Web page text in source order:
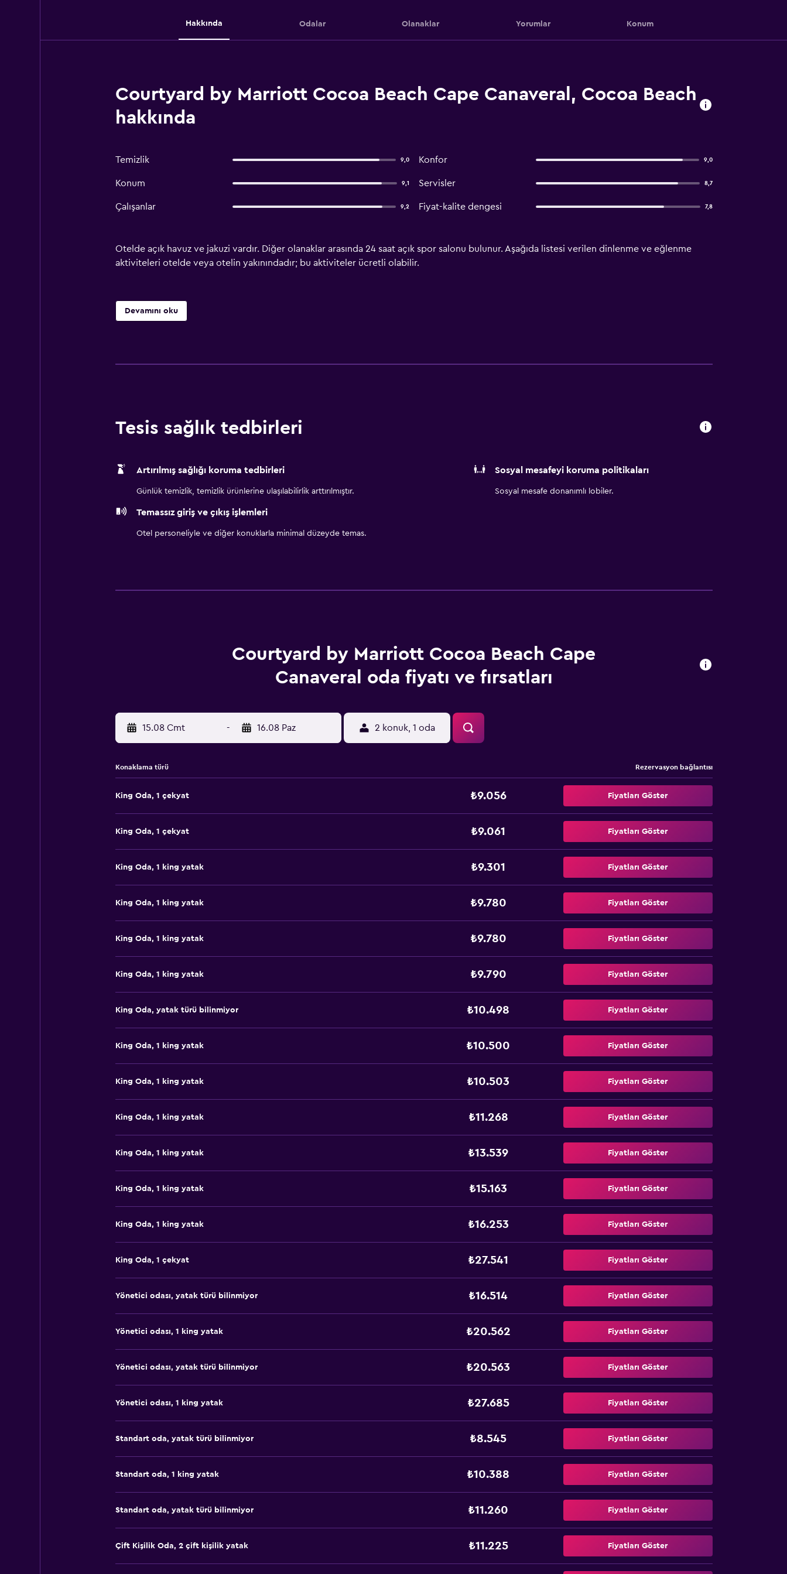
Hakkında Odalar Olanaklar Yorumlar Konum
Courtyard by Marriott Cocoa Beach Cape Canaveral, Cocoa Beach
hakkında
Temizlik 9,0 Konfor 9,0
Konum 9,1 Servisler 8,7
Çalışanlar 9,2 Fiyat-kalite dengesi 7,8
Otelde açık havuz ve jakuzi vardır. Diğer olanaklar arasında 24 saat açık spor salonu bulunur. Aşağıda listesi verilen dinlenme ve eğlenme
aktiviteleri otelde veya otelin yakınındadır; bu aktiviteler ücretli olabilir.
Devamını oku
Tesis sağlık tedbirleri
Artırılmış sağlığı koruma tedbirleri
Günlük temizlik, temizlik ürünlerine ulaşılabilirlik arttırılmıştır.
Sosyal mesafeyi koruma politikaları
Sosyal mesafe donanımlı lobiler.
Temassız giriş ve çıkış işlemleri
Otel personeliyle ve diğer konuklarla minimal düzeyde temas.
Courtyard by Marriott Cocoa Beach Cape
Canaveral oda fiyatı ve fırsatları
15.08 Cmt - 16.08 Paz 2 konuk, 1 oda
Konaklama türü Rezervasyon bağlantısı
King Oda, 1 çekyat ₺9.056 Fiyatları Göster
King Oda, 1 çekyat ₺9.061 Fiyatları Göster
King Oda, 1 king yatak ₺9.301 Fiyatları Göster
King Oda, 1 king yatak ₺9.780 Fiyatları Göster
King Oda, 1 king yatak ₺9.780 Fiyatları Göster
King Oda, 1 king yatak ₺9.790 Fiyatları Göster
King Oda, yatak türü bilinmiyor ₺10.498 Fiyatları Göster
King Oda, 1 king yatak ₺10.500 Fiyatları Göster
King Oda, 1 king yatak ₺10.503 Fiyatları Göster
King Oda, 1 king yatak ₺11.268 Fiyatları Göster
King Oda, 1 king yatak ₺13.539 Fiyatları Göster
King Oda, 1 king yatak ₺15.163 Fiyatları Göster
King Oda, 1 king yatak ₺16.253 Fiyatları Göster
King Oda, 1 çekyat ₺27.541 Fiyatları Göster
Yönetici odası, yatak türü bilinmiyor ₺16.514 Fiyatları Göster
Yönetici odası, 1 king yatak ₺20.562 Fiyatları Göster
Yönetici odası, yatak türü bilinmiyor ₺20.563 Fiyatları Göster
Yönetici odası, 1 king yatak ₺27.685 Fiyatları Göster
Standart oda, yatak türü bilinmiyor ₺8.545 Fiyatları Göster
Standart oda, 1 king yatak ₺10.388 Fiyatları Göster
Standart oda, yatak türü bilinmiyor ₺11.260 Fiyatları Göster
Çift ​Kişilik Oda, 2 çift kişilik yatak ₺11.225 Fiyatları Göster